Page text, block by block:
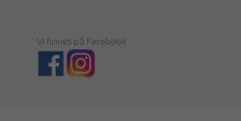
Vi finnes på Facebook